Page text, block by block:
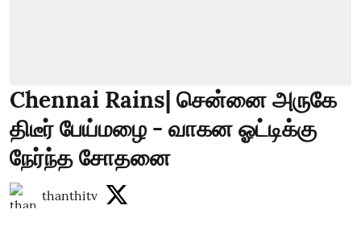
Chennai Rains| சென்னை அருகே
திடீர் பேய்மழை - வாகன ஓட்டிக்கு
நேர்ந்த சோதனை
thanthitv